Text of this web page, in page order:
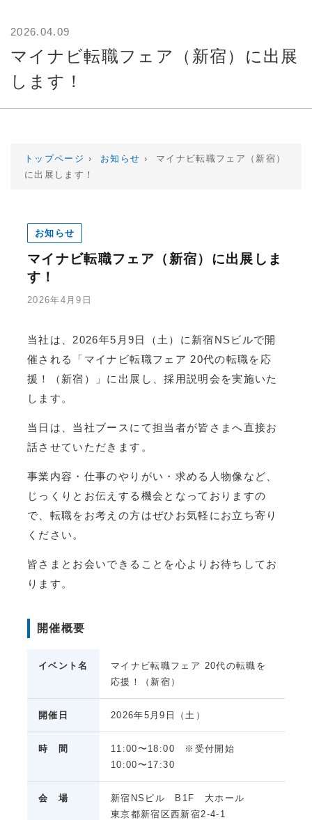
2026.04.09
マイナビ転職フェア（新宿）に出展
します！
トップページ › お知らせ ›
マイナビ転職フェア（新宿）
に出展します！
お知らせ
マイナビ転職フェア（新宿）に出展しま
す！
2026年4月9日
当社は、2026年5月9日（土）に新宿NSビルで開
催される「マイナビ転職フェア 20代の転職を応
援！（新宿）」に出展し、採用説明会を実施いた
します。
当日は、当社ブースにて担当者が皆さまへ直接お
話させていただきます。
事業内容・仕事のやりがい・求める人物像など、
じっくりとお伝えする機会となっておりますの
で、転職をお考えの方はぜひお気軽にお立ち寄り
ください。
皆さまとお会いできることを心よりお待ちしてお
ります。
開催概要
イベント名
マイナビ転職フェア 20代の転職を
応援！（新宿）
開催日 2026年5月9日（土）
時 間
11:00〜18:00 ※受付開始
10:00〜17:30
会 場
新宿NSビル B1F 大ホール
東京都新宿区西新宿2-4-1